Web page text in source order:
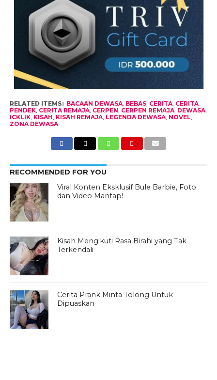
RELATED ITEMS: BACAAN DEWASA, BEBAS, CERITA, CERITA
PENDEK, CERITA REMAJA, CERPEN, CERPEN REMAJA, DEWASA,
ICKLIK, KISAH, KISAH REMAJA, LEGENDA DEWASA, NOVEL,
ZONA DEWASA
RECOMMENDED FOR YOU
Viral Konten Eksklusif Bule Barbie, Foto
dan Video Mantap!
Kisah Mengikuti Rasa Birahi yang Tak
Terkendali
Cerita Prank Minta Tolong Untuk
Dipuaskan